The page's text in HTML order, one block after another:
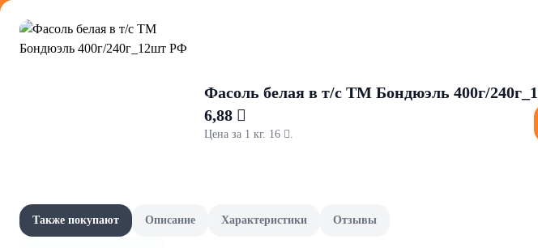
Оформляйте заказ НА САМОВЫВОЗ
Товары-партнёры
Фасоль белая в т/с ТМ Бондюэль 400г/
6,88 
Цена за 1 кг. 16 .
Также покупают Описание Характеристики Отзывы